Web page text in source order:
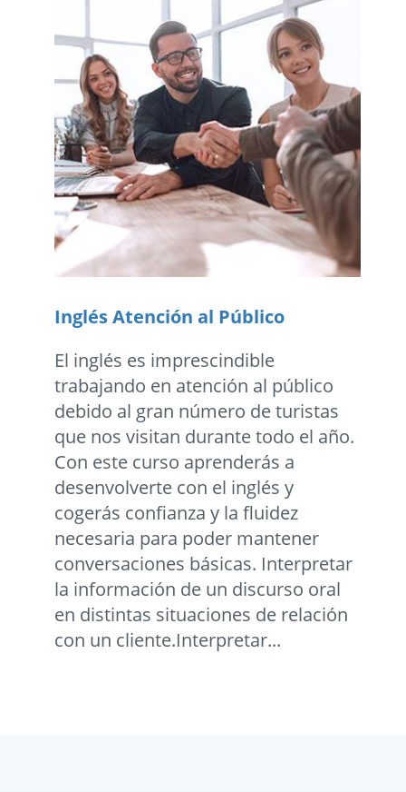
Inglés Atención al Público
El inglés es imprescindible
trabajando en atención al público
debido al gran número de turistas
que nos visitan durante todo el año.
Con este curso aprenderás a
desenvolverte con el inglés y
cogerás confianza y la fluidez
necesaria para poder mantener
conversaciones básicas. Interpretar
la información de un discurso oral
en distintas situaciones de relación
con un cliente.Interpretar...